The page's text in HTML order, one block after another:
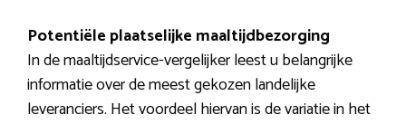
Potentiële plaatselijke maaltijdbezorging
In de maaltijdservice-vergelijker leest u belangrijke
informatie over de meest gekozen landelijke
leveranciers. Het voordeel hiervan is de variatie in het